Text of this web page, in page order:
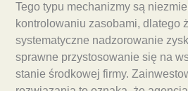
Tego typu mechanizmy są
kontrolowaniu zasobami, dlatego
systematyczne nadzorowanie
sprawne przystosowanie się na
stanie środkowej firmy.